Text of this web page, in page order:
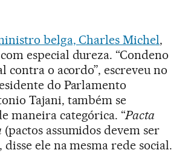
belga, Charles Michel,
especial dureza. “Condeno
contra o acordo”, escreveu no
do Parlamento
Tajani, também se
maneira categórica. “Pacta
(pactos assumidos devem ser
disse ele na mesma rede social.